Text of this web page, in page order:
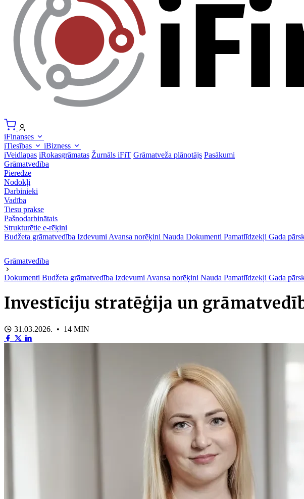
iFinanses
iTiesības
iBizness
iVeidlapas iRokasgrāmatas Žurnāls iFiT Grāmatveža plānotājs Pasākumi
Grāmatvedība
Pieredze
Nodokļi
Darbinieki
Vadība
Tiesu prakse
Pašnodarbinātais
Strukturētie e-rēķini
Budžeta grāmatvedība Izdevumi Avansa norēķini Nauda Dokumenti Pamatlīdzekļi Gada
Grāmatvedība
Dokumenti Budžeta grāmatvedība Izdevumi Avansa norēķini Nauda Pamatlīdzekļi Gada
Investīciju stratēģija un
31.03.2026. • 14 MIN